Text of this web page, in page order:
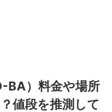
BA）料金や場所
値段を推測して